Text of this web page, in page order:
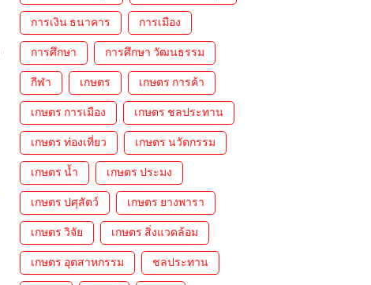
การเงิน ธนาคาร การเมือง
การศึกษา การศึกษา วัฒนธรรม
กีฬา เกษตร เกษตร การค้า
เกษตร การเมือง เกษตร ชลประทาน
เกษตร ท่องเที่ยว เกษตร นวัตกรรม
เกษตร น้ำ เกษตร ประมง
เกษตร ปศุสัตว์ เกษตร ยางพารา
เกษตร วิจัย เกษตร สิ่งแวดล้อม
เกษตร อุตสาหกรรม ชลประทาน